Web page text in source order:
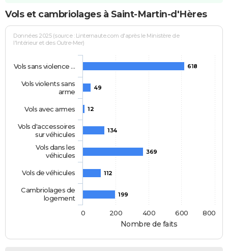
Vols et cambriolages à Saint-Martin-d'Hères
Nombre de faits
Données 2025 (source : Linternaute.com d'après le Ministère de
l'Intérieur et des Outre-Mer)
618
49
12
134
369
112
199
Vols sans violence …
Vols violents sans
arme
Vols avec armes
Vols d'accessoires
sur véhicules
Vols dans les
véhicules
Vols de véhicules
Cambriolages de
logement
0
200 400 600 800